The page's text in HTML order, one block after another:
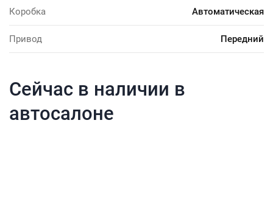
Коробка Автоматическая
Привод Передний
Сейчас в наличии в
автосалоне